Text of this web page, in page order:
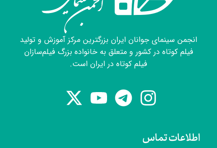
اطلاعات تماس
انجمن سینمای جوانان ایران بزرگترین مرکز آموزش و تولید
فیلم کوتاه در کشور و متعلق به خانواده بزرگ فیلم‌سازان
فیلم کوتاه در ایران است.